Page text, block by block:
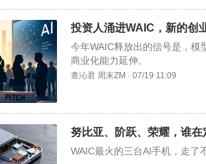
投资人涌进WAIC，新的创
今年WAIC释放出的信号是，模
商业化能力延伸。
查沁君 周末ZM · 07/19 11:09
努比亚、阶跃、荣耀，谁
WAIC最火的三台AI手机，走了